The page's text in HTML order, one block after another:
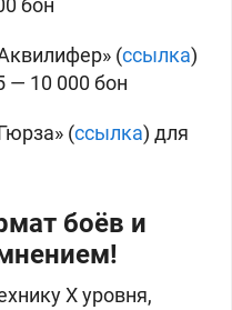
бон
(ссылка)
— 10 000 бон
(ссылка) для
боёв и
X уровня,